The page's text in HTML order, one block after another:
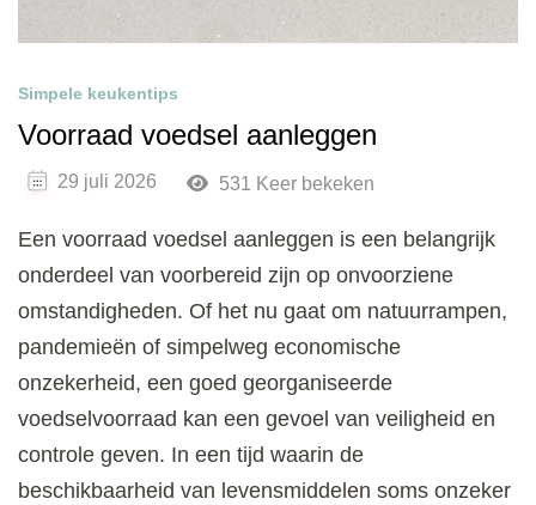
Simpele keukentips
Voorraad voedsel aanleggen
29 juli 2026 531 Keer bekeken
Een voorraad voedsel aanleggen is een belangrijk
onderdeel van voorbereid zijn op onvoorziene
omstandigheden. Of het nu gaat om natuurrampen,
pandemieën of simpelweg economische
onzekerheid, een goed georganiseerde
voedselvoorraad kan een gevoel van veiligheid en
controle geven. In een tijd waarin de
beschikbaarheid van levensmiddelen soms onzeker